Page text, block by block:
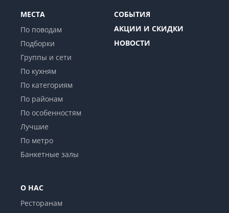
МЕСТА
По поводам
Подборки
Группы и сети
По кухням
По категориям
По районам
По особенностям
Лучшие
По метро
Банкетные залы
СОБЫТИЯ
АКЦИИ И СКИДКИ
НОВОСТИ
О НАС
Ресторанам